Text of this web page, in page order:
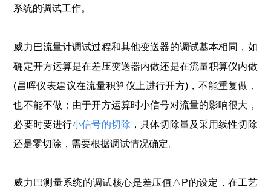
系统的调试工作。
威力巴流量计调试过程和其他变送器的调试基本相同，如
确定开方运算是在差压变送器内做还是在流量积算仪内做
(昌晖仪表建议在流量积算仪上进行开方)，不能重复做，
也不能不做；由于开方运算时小信号对流量的影响很大，
必要时要进行小信号的切除 ，具体切除量及采用线性切除
还是零切除，需要根据调试情况确定。
威力巴测量系统的调试核心是差压值△P的设定，在工艺